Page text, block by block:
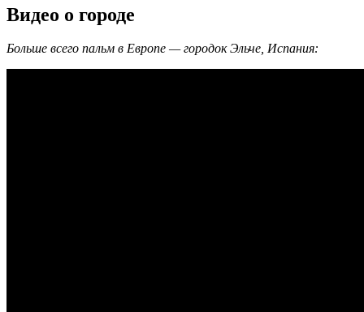
Видео о городе
Больше всего пальм в Европе — городок Эльче, Испания: